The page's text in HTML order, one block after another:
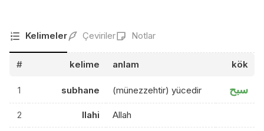
Kelimeler Çeviriler Notlar
# kelime anlam kök
1 subhane (münezzehtir) yücedir سبح
2 llahi Allah